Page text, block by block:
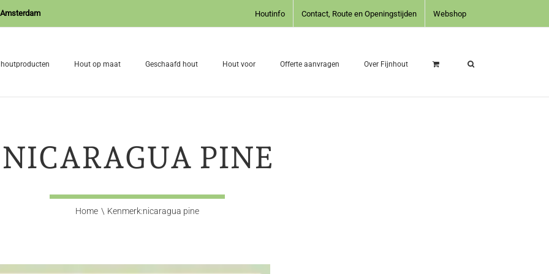
Houtinfo Contact, Route en Openingstijden Webshop
Hout op maat Geschaafd hout Hout voor Offerte aanvragen Over Fijnhout
NICARAGUA PINE
Home Kenmerk:nicaragua pine